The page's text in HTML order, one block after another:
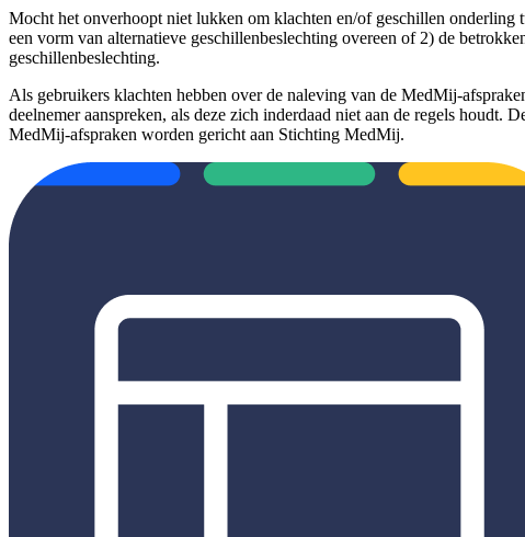
Mocht het onverhoopt niet lukken om klachten en/of geschillen onderling
een vorm van alternatieve geschillenbeslechting overeen of 2) de
geschillenbeslechting.
Als gebruikers klachten hebben over de naleving van de MedMij-
deelnemer aanspreken, als deze zich inderdaad niet aan de regels houdt.
MedMij-afspraken worden gericht aan Stichting MedMij.